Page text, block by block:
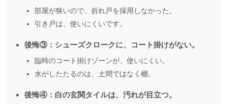
部屋が狭いので、折れ戸を採用しなかった。
引き戸は、使いにくいです。
後悔③：シューズクロークに、コート掛けがない。
臨時のコート掛けゾーンが、使いにくい。
水がしたたるのは、土間ではなく棚。
後悔④：白の玄関タイルは、汚れが目立つ。